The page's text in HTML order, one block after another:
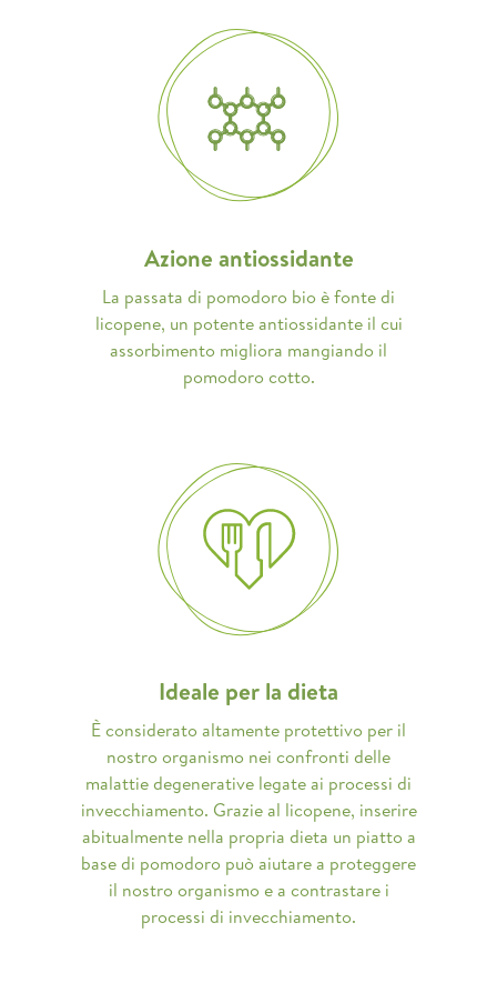
Azione antiossidante
La passata di pomodoro bio è fonte di
licopene, un potente antiossidante il cui
assorbimento migliora mangiando il
pomodoro cotto.
Ideale per la dieta
È considerato altamente protettivo per il
nostro organismo nei confronti delle
malattie degenerative legate ai processi di
invecchiamento. Grazie al licopene, inserire
abitualmente nella propria dieta un piatto a
base di pomodoro può aiutare a proteggere
il nostro organismo e a contrastare i
processi di invecchiamento.